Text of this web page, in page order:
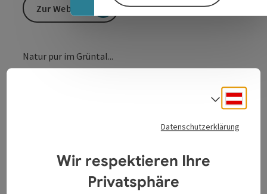
Natur pur im Grüntal...
(zwischen Kurhaus und Sportplatz St. Florian) finden
Sie interessante Informationen zur Aulandschaft des
ein. Der Weg ist ganzjährig begehbar.
Zur Website
Datenschutzerklärung
Wir respektieren Ihre
Privatsphäre